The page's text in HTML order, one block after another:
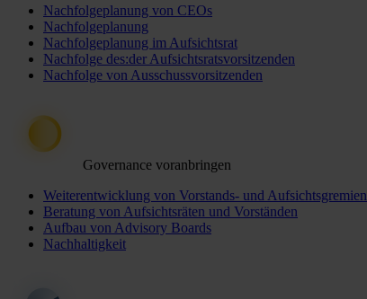
Nachfolgeplanung von CEOs
Nachfolgeplanung
Nachfolgeplanung im Aufsichtsrat
Nachfolge des:der Aufsichtsratsvorsitzenden
Nachfolge von Ausschussvorsitzenden
Governance voranbringen
Weiterentwicklung von Vorstands- und Aufsichtsgremien
Beratung von Aufsichtsräten und Vorständen
Aufbau von Advisory Boards
Nachhaltigkeit